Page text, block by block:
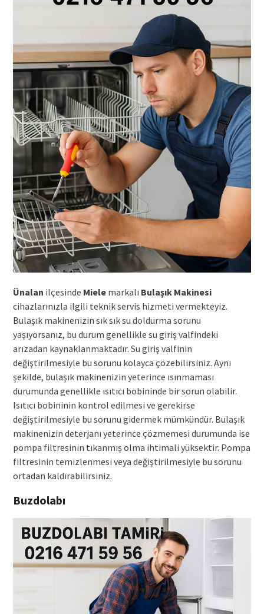
Ünalan ilçesinde Mielemarkalı Bulaşık Makinesi
cihazlarınızla ilgili teknik servis hizmeti vermekteyiz.
Bulaşık makinenizin sık sık su doldurma sorunu
yaşıyorsanız, bu durum genellikle su giriş valfindeki
arızadan kaynaklanmaktadır. Su giriş valfinin
değiştirilmesiyle bu sorunu kolayca çözebilirsiniz. Aynı
şekilde, bulaşık makinenizin yeterince ısınmaması
durumunda genellikle ısıtıcı bobininde bir sorun olabilir.
Isıtıcı bobininin kontrol edilmesi ve gerekirse
değiştirilmesiyle bu sorunu gidermek mümkündür. Bulaşık
makinenizin deterjanı yeterince çözmemesi durumunda ise
pompa filtresinin tıkanmış olma ihtimali yüksektir. Pompa
filtresinin temizlenmesi veya değiştirilmesiyle bu sorunu
ortadan kaldırabilirsiniz.
Buzdolabı